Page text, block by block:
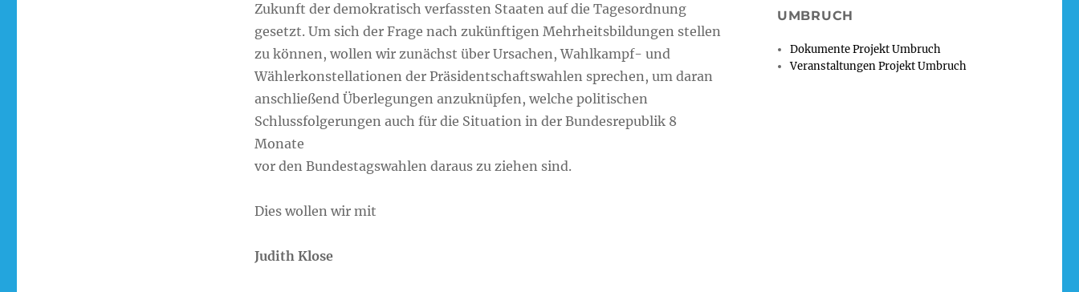
Zukunft der demokratisch verfassten Staaten auf die Tagesordnung
gesetzt. Um sich der Frage nach zukünftigen Mehrheitsbildungen stellen
zu können, wollen wir zunächst über Ursachen, Wahlkampf- und
Wählerkonstellationen der Präsidentschaftswahlen sprechen, um daran
anschließend Überlegungen anzuknüpfen, welche politischen
Schlussfolgerungen auch für die Situation in der Bundesrepublik 8
Monate
vor den Bundestagswahlen daraus zu ziehen sind.
Dies wollen wir mit
Judith Klose
UMBRUCH
Dokumente Projekt Umbruch
Veranstaltungen Projekt Umbruch